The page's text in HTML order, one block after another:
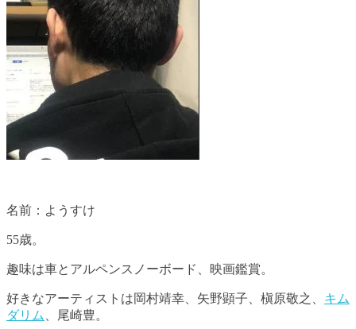
名前：ようすけ
55歳。
趣味は車とアルペンスノーボード、映画鑑賞。
好きなアーティストは岡村靖幸、矢野顕子、槇原敬之、 キム
ダリム
、尾崎豊。